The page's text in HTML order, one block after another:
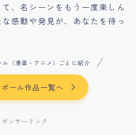
て、名シーンをもう一度楽しん
感動や発見が、あなたを待っ
ル（漫画・アニメ）ごとに紹介
ボール作品一覧へ
ポンサーリンク